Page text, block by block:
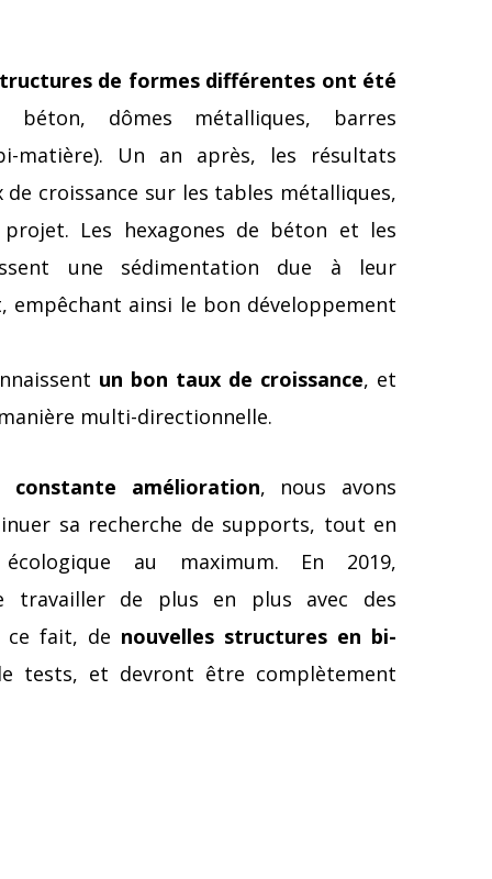
de formes différentes ont été
dômes métalliques, barres
matière). Un an après, les résultats
croissance sur les tables métalliques,
Les hexagones de béton et les
une sédimentation due à leur
empêchant ainsi le bon développement
un bon taux de croissance, et
multi-directionnelle.
constante amélioration, nous avons
sa recherche de supports, tout en
au maximum. En 2019,
travailler de plus en plus avec des
ce fait, de nouvelles structures en bi-
tests, et devront être complètement